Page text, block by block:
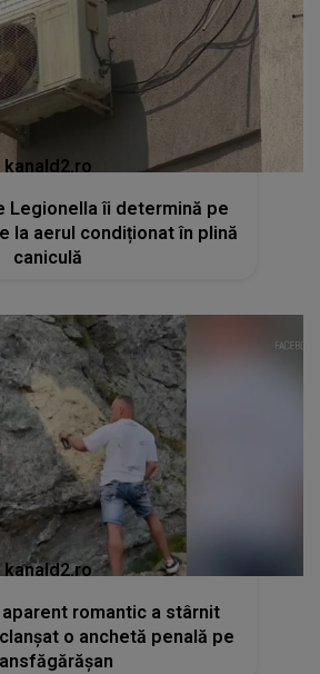
kanald2.ro
Legionella îi determină pe
la aerul condiționat în plină
caniculă
kanald2.ro
romantic a stârnit
o anchetă penală pe